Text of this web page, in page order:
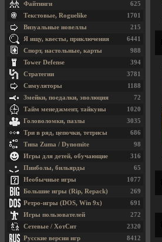
625
Файтинги
1701
Текстовые, Roguelike
215
Визуальные новеллы
6441
Я ищу, квесты, приключения
988
Спорт, настольные, карты
394
Tower Defense
3781
Стратегии
1188
Симуляторы
72
Змейки, поедалки, эволюция
1020
Тайм менеджмент, тайкуны
3035
Головоломки, пазлы
686
Три в ряд, цепочки, тетрисы
98
Типа Zuma / Dynomite
316
Игры для детей, обучающие
65
Пинболы, бильярды
1077
Необычные игры
269
Большие игры (Rip, Repack)
691
Ретро-игры (DOS, Win 9x)
272
Игры пользователей
2320
Сетевые / ХотСит
8412
Русские версии игр